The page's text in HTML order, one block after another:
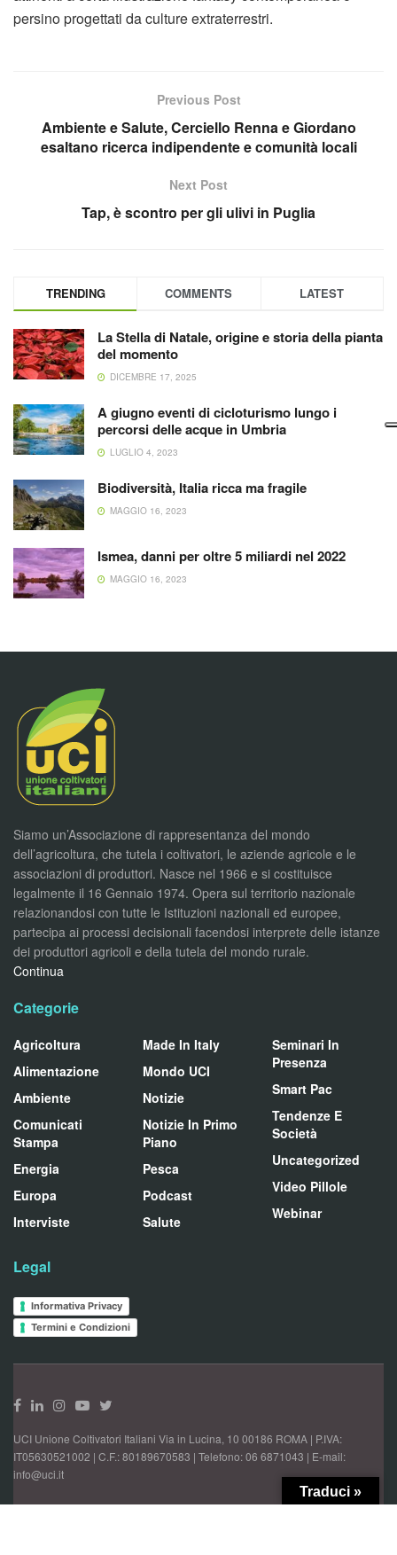
persino progettati da culture extraterrestri.
Previous Post
Ambiente e Salute, Cerciello Renna e Giordano
esaltano ricerca indipendente e comunità locali
Next Post
Tap, è scontro per gli ulivi in Puglia
TRENDING COMMENTS LATEST
La Stella di Natale, origine e storia della pianta
del momento
DICEMBRE 17, 2025
A giugno eventi di cicloturismo lungo i
percorsi delle acque in Umbria
LUGLIO 4, 2023
Biodiversità, Italia ricca ma fragile
MAGGIO 16, 2023
Ismea, danni per oltre 5 miliardi nel 2022
MAGGIO 16, 2023
Siamo un’Associazione di rappresentanza del mondo
dell’agricoltura, che tutela i coltivatori, le aziende agricole e le
associazioni di produttori. Nasce nel 1966 e si costituisce
legalmente il 16 Gennaio 1974. Opera sul territorio nazionale
relazionandosi con tutte le Istituzioni nazionali ed europee,
partecipa ai processi decisionali facendosi interprete delle istanze
dei produttori agricoli e della tutela del mondo rurale.
Continua
Categorie
Agricoltura
Alimentazione
Ambiente
Comunicati
Stampa
Energia
Europa
Interviste
Made In Italy
Mondo UCI
Notizie
Notizie In Primo
Piano
Pesca
Podcast
Salute
Seminari In
Presenza
Smart Pac
Tendenze E
Società
Uncategorized
Video Pillole
Webinar
Legal
Informativa Privacy
Termini e Condizioni
UCI Unione Coltivatori Italiani Via in Lucina, 10 00186 ROMA | P.IVA:
IT05630521002 | C.F.: 80189670583 | Telefono: 06 6871043 | E-mail:
info@uci.it
Traduci »